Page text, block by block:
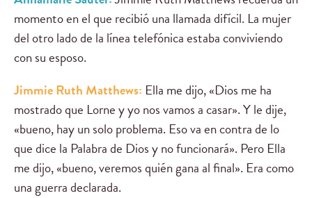
momento en el que recibió una llamada difícil. La mujer
del otro lado de la línea telefónica estaba conviviendo
con su esposo.
Jimmie Ruth Matthews: Ella me dijo, «Dios me ha
mostrado que Lorne y yo nos vamos a casar». Y le dije,
«bueno, hay un solo problema. Eso va en contra de lo
que dice la Palabra de Dios y no funcionará». Pero Ella
me dijo, «bueno, veremos quién gana al final». Era como
una guerra declarada.